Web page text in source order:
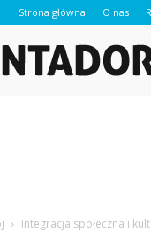
Strona główna O nas
Integracja społeczna i